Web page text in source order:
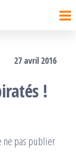
27 avril 2016
!
ne pas publier